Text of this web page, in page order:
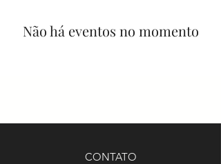
Não há eventos no momento
CONTATO